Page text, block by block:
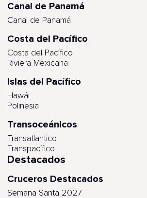
Canal de Panamá
Canal de Panamá
Costa del Pacífico
Costa del Pacífico
Riviera Mexicana
Islas del Pacífico
Hawái
Polinesia
Transoceánicos
Transatlantico
Transpacífico
Destacados
Cruceros Destacados
Semana Santa 2027